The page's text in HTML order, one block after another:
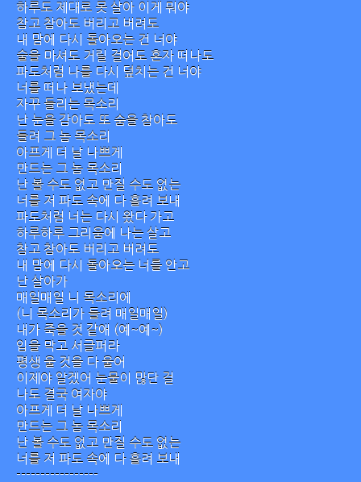
하루도 제대로 못 살아 이게 뭐야
참고 참아도 버리고 버려도
내 맘에 다시 돌아오는 건 너야
술을 마셔도 거릴 걸어도 혼자 떠나도
파도처럼 나를 다시 덮치는 건 너야
너를 떠나 보냈는데
자꾸 들리는 목소리
난 눈을 감아도 또 숨을 참아도
들려 그 놈 목소리
아프게 더 날 나쁘게
만드는 그 놈 목소리
난 볼 수도 없고 만질 수도 없는
너를 저 파도 속에 다 흘려 보내
파도처럼 너는 다시 왔다 가고
하루하루 그리움에 나는 살고
참고 참아도 버리고 버려도
내 맘에 다시 돌아오는 너를 안고
난 살아가
매일매일 니 목소리에
(니 목소리가 들려 매일매일)
내가 죽을 것 같애 (예~예~)
입을 막고 서글퍼라
평생 울 것을 다 울어
이제야 알겠어 눈물이 많단 걸
나도 결국 여자야
아프게 더 날 나쁘게
만드는 그 놈 목소리
난 볼 수도 없고 만질 수도 없는
너를 저 파도 속에 다 흘려 보내
-----------------